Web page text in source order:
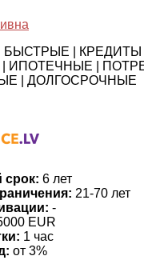
| КРЕДИТЫ
ИПОТЕЧНЫЕ |
| ДОЛГОСРОЧНЫЕ
срок: 6 лет
21-70 лет
-
EUR
1 час
от 3%